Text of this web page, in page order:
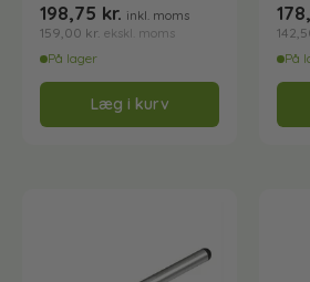
Vinduespudsesæt - Klar til
Vinduesskrabere
Affaldshåndtering
198,75 kr. inkl. moms
159,00 kr. ekskl. moms
På lager
Læg i kurv
På